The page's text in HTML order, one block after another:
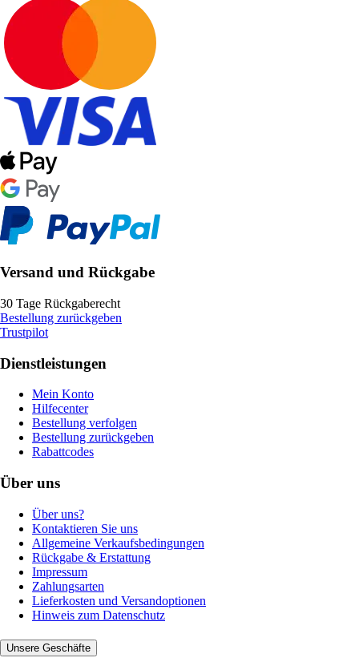
Versand und Rückgabe
30 Tage Rückgaberecht
Bestellung zurückgeben
Trustpilot
Dienstleistungen
Mein Konto
Hilfecenter
Bestellung verfolgen
Bestellung zurückgeben
Rabattcodes
Über uns
Über uns?
Kontaktieren Sie uns
Allgemeine Verkaufsbedingungen
Rückgabe & Erstattung
Impressum
Zahlungsarten
Lieferkosten und Versandoptionen
Hinweis zum Datenschutz
Unsere Geschäfte